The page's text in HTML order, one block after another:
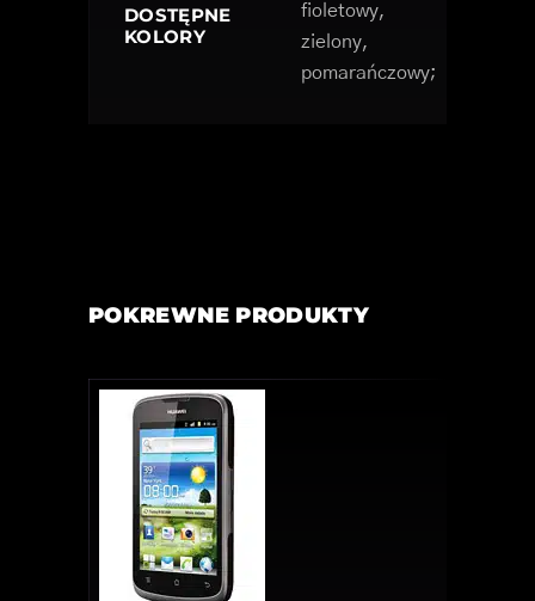
DOSTĘPNE
KOLORY
fioletowy,
zielony,
pomarańczowy;
POKREWNE PRODUKTY